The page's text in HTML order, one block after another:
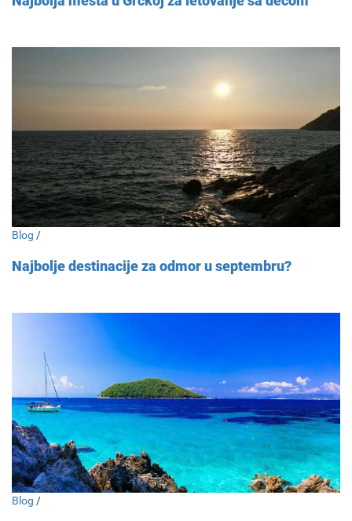
Blog /
Najbolje destinacije za odmor u septembru?
Blog /